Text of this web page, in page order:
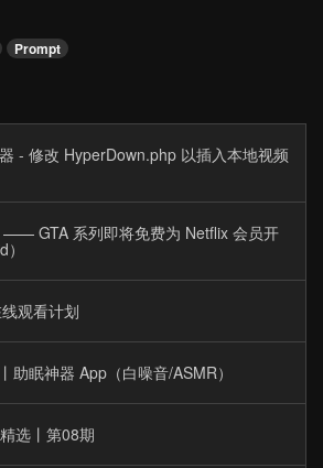
Prompt
- 修改 HyperDown.php 以插入本地视频
—— GTA 系列即将免费为 Netflix 会员开
观看计划
助眠神器 App（白噪音/ASMR）
选丨第08期